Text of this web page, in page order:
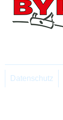
Datenschutz